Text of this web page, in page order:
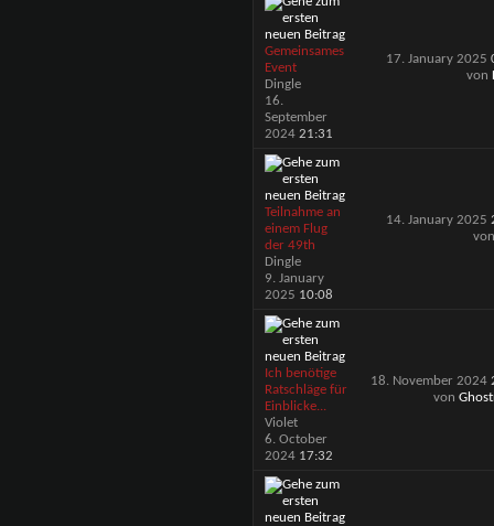
Gemeinsames
Event
Dingle
16.
September
2024 21:31
17. January 2025
von
Teilnahme an
einem Flug
der 49th
Dingle
9. January
2025 10:08
14. January 2025
Ich benötige
Ratschläge für
Einblicke...
Violet
6. October
2024 17:32
18. November 2024
von